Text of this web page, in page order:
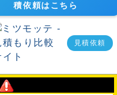
積依頼はこちら
見積依頼